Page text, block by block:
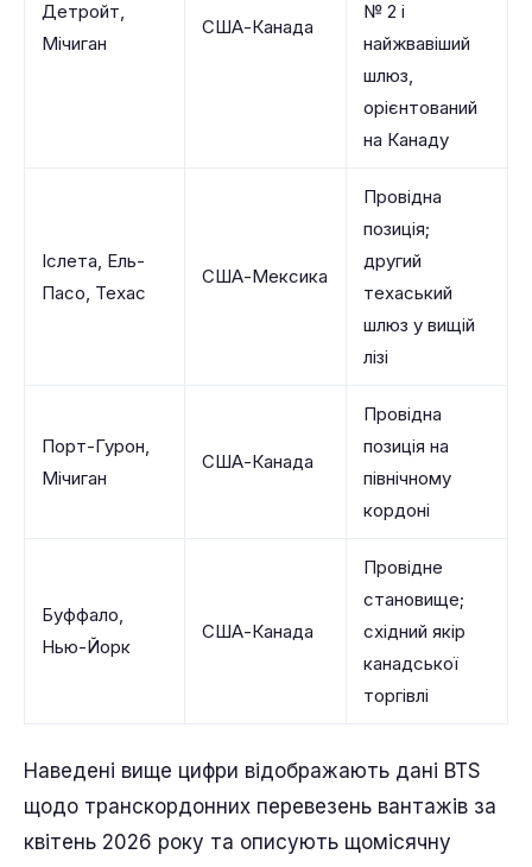
Детройт,
Мічиган
США-Канада
№ 2 і
найжвавіший
шлюз,
орієнтований
на Канаду
Іслета, Ель-
Пасо, Техас
США-Мексика
Провідна
позиція;
другий
техаський
шлюз у вищій
лізі
Порт-Гурон,
Мічиган
США-Канада
Провідна
позиція на
північному
кордоні
Буффало,
Нью-Йорк
США-Канада
Провідне
становище;
східний якір
канадської
торгівлі
Наведені вище цифри відображають дані BTS
щодо транскордонних перевезень вантажів за
квітень 2026 року та описують щомісячну